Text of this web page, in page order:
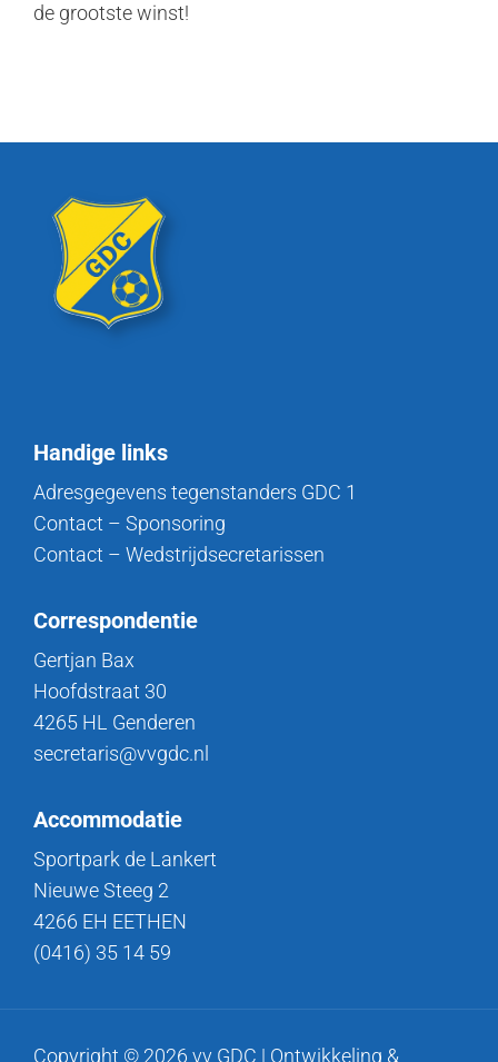
de grootste winst!
Handige links
Adresgegevens tegenstanders GDC 1
Contact – Sponsoring
Contact – Wedstrijdsecretarissen
Correspondentie
Gertjan Bax
Hoofdstraat 30
4265 HL Genderen
secretaris@vvgdc.nl
Accommodatie
Sportpark de Lankert
Nieuwe Steeg 2
4266 EH EETHEN
(0416) 35 14 59
Copyright © 2026 vv GDC | Ontwikkeling &